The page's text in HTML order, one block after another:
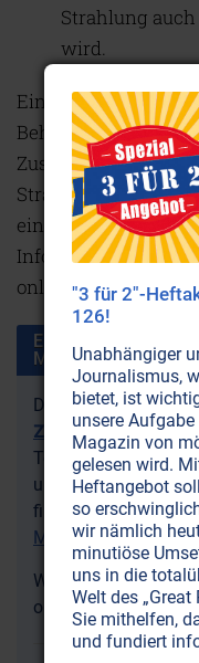
Strahlung
wird.
Eine erfolgreiche
Behörden und die
Zusammenarbeit
ein Vorbild für
Informationen
online:
Ende des
Mobilfunkstrahlung!“
Dieser Artikel wurde
ZeitenSchrift-
Teilen Sie diese
unbedingt mit Ihren
finden das
Mobilfunkstrahlung!
Weitere
online:
"3 für 2"-
126!
Unabhängiger
Journalismus,
bietet, ist
unsere
Magazin von
gelesen wird.
Heftangebot
so
wir nämlich
minutiöse
uns in die
Welt des
Sie mithelfen,
und fundiert